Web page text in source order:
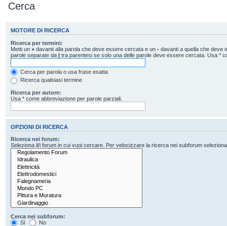
Cerca
MOTORE DI RICERCA
Ricerca per termini:
Metti un + davanti alla parola che deve essere cercata e un - davanti a quella che deve
parole separate da | tra parentesi se solo una delle parole deve essere cercata. Usa *
Cerca per parola o usa frase esatta
Ricerca qualsiasi termine
Ricerca per autore:
Usa * come abbreviazione per parole parziali.
OPZIONI DI RICERCA
Ricerca nei forum:
Seleziona il/i forum in cui vuoi cercare. Per velocizzare la ricerca nei subforum
Cerca nei subforum:
Sì
No